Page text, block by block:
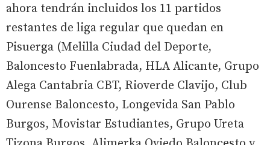
ahora tendrán incluidos los 11 partidos
restantes de liga regular que quedan en
Pisuerga (Melilla Ciudad del Deporte,
Baloncesto Fuenlabrada, HLA Alicante, Grupo
Alega Cantabria CBT, Rioverde Clavijo, Club
Ourense Baloncesto, Longevida San Pablo
Burgos, Movistar Estudiantes, Grupo Ureta